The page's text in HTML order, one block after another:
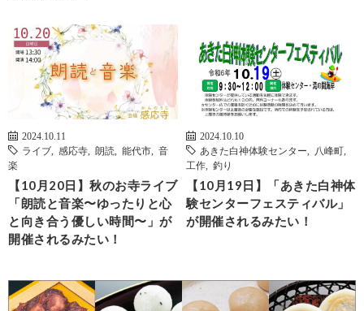
2024.10.11
ライブ
感応寺 朗読 能代市
音
楽
【10月20日】秋のお寺ライブ
「朗読と音楽〜ゆったりと心
と向き合う優しい時間〜」が
開催されるみたい！
2024.10.10
あきた白神体験センター
八峰町
工作
釣り
【10月19日】「あきた白神体
験センターフェスティバル」
が開催されるみたい！